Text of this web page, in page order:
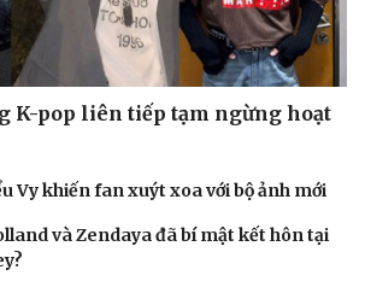
Podcast
Câu chuyện thời sự
K-pop liên tiếp tạm ngừng hoạt
Vy khiến fan xuýt xoa với bộ ảnh mới
và Zendaya đã bí mật kết hôn tại